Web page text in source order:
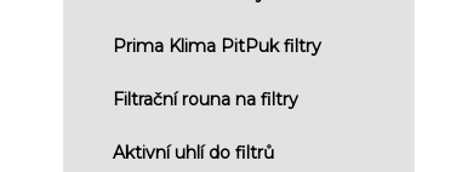
Prima Klima PitPuk filtry
Filtrační rouna na filtry
Aktivní uhlí do filtrů